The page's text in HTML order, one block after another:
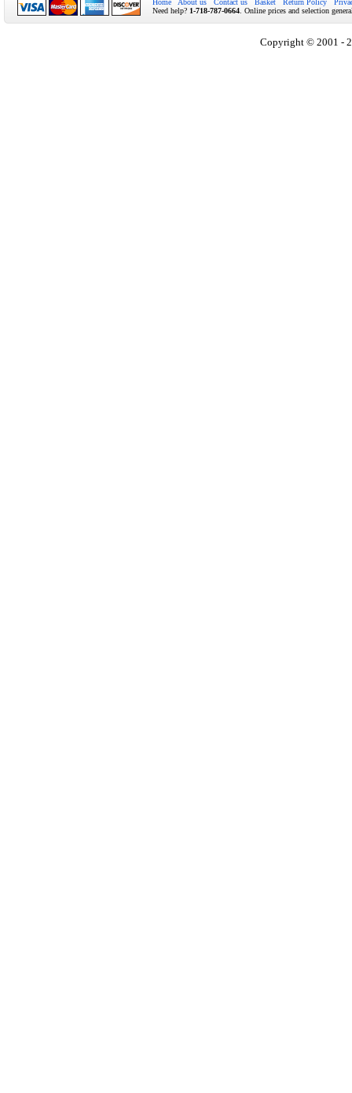
Home About us Contact us Basket Return Policy
Need help? 1-718-787-0664 . Online prices and selection
Copyright © 2001 -